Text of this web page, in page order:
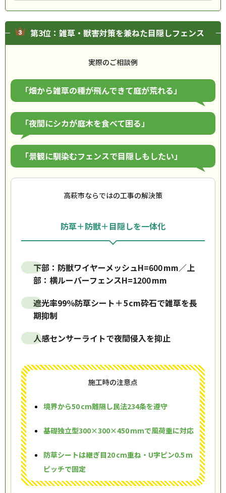
第3位：雑草・獣害対策を兼ねた目隠しフェンス
実際のご相談例
「畑から雑草の種が飛んできて庭が荒れる」
「夜間にシカが庭木を食べて困る」
「景観に馴染むフェンスで目隠しもしたい」
高萩市ならではの工事の解決策
防草＋防獣＋目隠しを一体化
下部：防獣ワイヤーメッシュH=600 mm／上
部：横ルーバーフェンスH=1200 mm
遮光率99％防草シート＋5 cm砕石で雑草を長
期抑制
人感センサーライトで夜間侵入を抑止
施工時の注意点
境界から50 cm離隔し民法234条を遵守
基礎独立型300×300×450 mmで風荷重に対応
防草シートは継ぎ目20 cm重ね・U字ピン0.5 m
ピッチで固定